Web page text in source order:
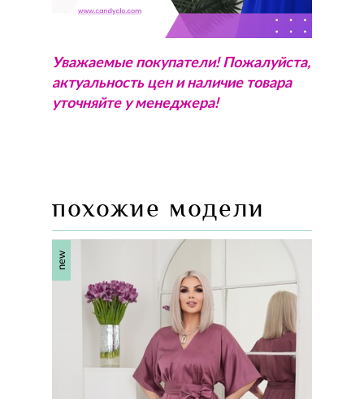
Уважаемые покупатели! Пожалуйста,
актуальность цен и наличие товара
уточняйте у менеджера!
похожие модели
new